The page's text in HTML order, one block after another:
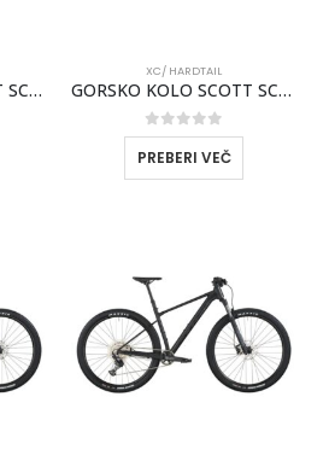
GORSKO KOLO SCOTT SCALE 930 2026
XC/ HARDTAIL
GORSKO KOLO SCOTT SCALE 930 MODER 2025
0out of 5
PREBERI VEČ